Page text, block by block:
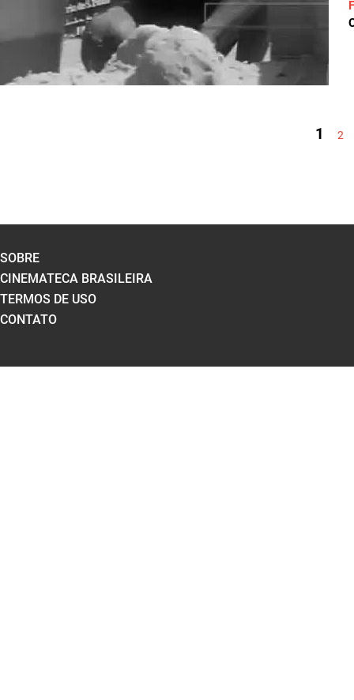
1 2
SOBRE
CINEMATECA BRASILEIRA
TERMOS DE USO
CONTATO